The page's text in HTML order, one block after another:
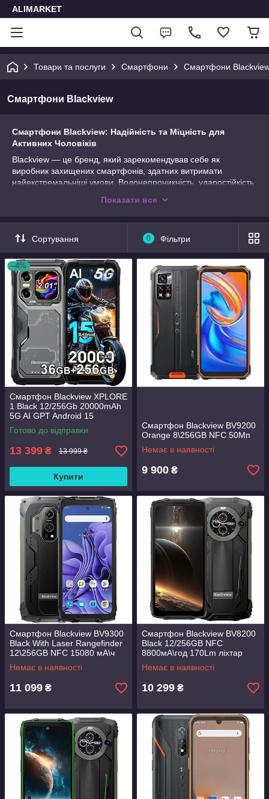
ALIMARKET
Товари та послуги Смартфони Смартфони
Смартфони Blackview
Смартфони Blackview: Надійність та Міцність для
Активних Чоловіків
Blackview — це бренд, який зарекомендував себе як
виробник захищених смартфонів, здатних витримати
найекстремальніші умови. Водонепроникність, ударостійкість
активних людей, які працюють або подорожують в складних
можливості, такі як пульсометр, компас та барометр, роблять
ці пристрої незамінними для тих, хто цінує комфорт та
надійність. Придбати смартфон Blackview ви можете в
інтернет-магазині
ALIMARKET
— надійного партнера у світі
технологій!
Показати все
Сортування 0 Фільтри
–4%
Смартфон Blackview XPLORE
1 Black 12/256Gb 20000mAh
5G AI GPT Android 15
GLOBAL
Готово до відправки
13 399 ₴ 13 999 ₴
Купити
Смартфон Blackview BV9200
Orange 8\256GB NFC 50Мп
Немає в наявності
9 900 ₴
Смартфон Blackview BV9300
Black With Laser Rangefinder
12\256GB NFC 15080 мА\ч
Немає в наявності
11 099 ₴
Смартфон Blackview BV8200
Black 12/256GB NFC
8800мА\год 170Lm ліхтар
MTK Helio G100
Немає в наявності
10 299 ₴